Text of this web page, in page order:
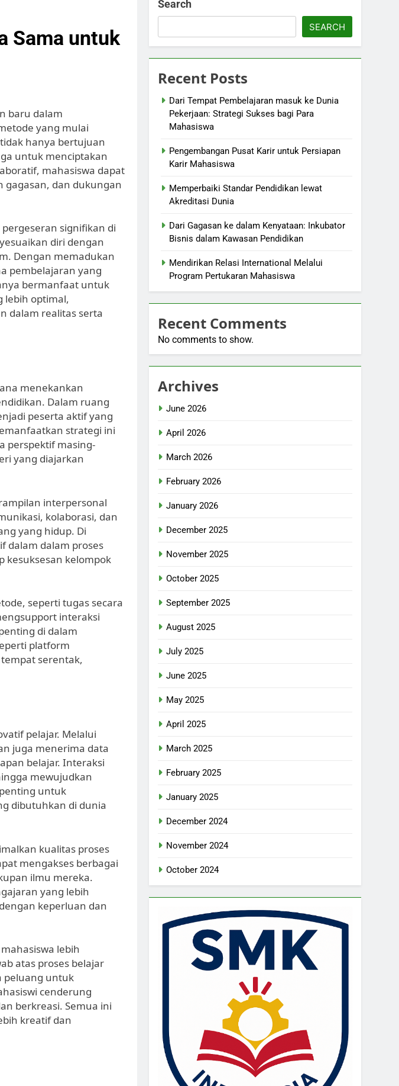
Sama untuk
baru dalam
yang mulai
hanya bertujuan
untuk menciptakan
mahasiswa dapat
gagasan, dan dukungan
signifikan di
diri dengan
Dengan memadukan
pembelajaran yang
bermanfaat untuk
lebih optimal,
dalam realitas serta
menekankan
Dalam ruang
peserta aktif yang
strategi ini
perspektif masing-
yang diajarkan
interpersonal
kolaborasi, dan
yang hidup. Di
dalam dalam proses
kesuksesan kelompok
seperti tugas secara
interaksi
di dalam
platform
serentak,
pelajar. Melalui
juga menerima data
belajar. Interaksi
mewujudkan
untuk
dibutuhkan di dunia
kualitas proses
mengakses berbagai
ilmu mereka.
yang lebih
keperluan dan
lebih
atas proses belajar
peluang untuk
cenderung
berkreasi. Semua ini
kreatif dan
Search
SEARCH
Recent Posts
Dari Tempat Pembelajaran masuk ke Dunia
Pekerjaan: Strategi Sukses bagi Para
Mahasiswa
Pengembangan Pusat Karir untuk Persiapan
Karir Mahasiswa
Memperbaiki Standar Pendidikan lewat
Akreditasi Dunia
Dari Gagasan ke dalam Kenyataan: Inkubator
Bisnis dalam Kawasan Pendidikan
Mendirikan Relasi International Melalui
Program Pertukaran Mahasiswa
Recent Comments
No comments to show.
Archives
June 2026
April 2026
March 2026
February 2026
January 2026
December 2025
November 2025
October 2025
September 2025
August 2025
July 2025
June 2025
May 2025
April 2025
March 2025
February 2025
January 2025
December 2024
November 2024
October 2024